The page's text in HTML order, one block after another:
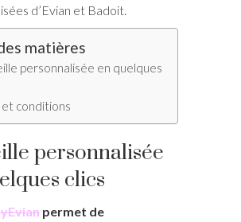
d’Evian et Badoit.
matières
personnalisée en quelques
et conditions
personnalisée
clics
permet de